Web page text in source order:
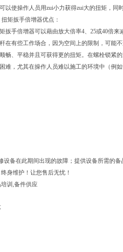
使操作人员用zui小力获得zui大的扭矩，
矩扳手倍增器优点：
扳手倍增器可以藉由放大倍率4、25或40倍来
在有些工作场合，因为空间上的限制，可能不
畅、平稳并且可获得更的扭矩。在螺栓锁
难，尤其在操作人员难以施工的环境中（例
备在此期间出现的故障；提供设备所需的备
身维护！让您售后无忧！
训,备件供应